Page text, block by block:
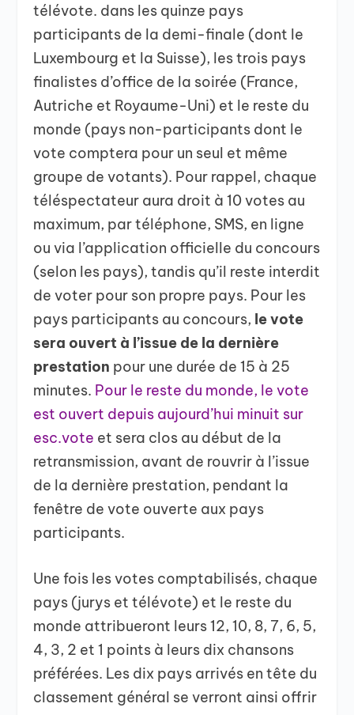
télévote. dans les quinze pays
participants de la demi-finale (dont le
Luxembourg et la Suisse), les trois pays
finalistes d’office de la soirée (France,
Autriche et Royaume-Uni) et le reste du
monde (pays non-participants dont le
vote comptera pour un seul et même
groupe de votants). Pour rappel, chaque
téléspectateur aura droit à 10 votes au
maximum, par téléphone, SMS, en ligne
ou via l’application officielle du concours
(selon les pays), tandis qu’il reste interdit
de voter pour son propre pays. Pour les
pays participants au concours, le vote
sera ouvert à l’issue de la dernière
prestation pour une durée de 15 à 25
minutes. Pour le reste du monde, le vote
est ouvert depuis aujourd’hui minuit sur
esc.vote et sera clos au début de la
retransmission, avant de rouvrir à l’issue
de la dernière prestation, pendant la
fenêtre de vote ouverte aux pays
participants.
Une fois les votes comptabilisés, chaque
pays (jurys et télévote) et le reste du
monde attribueront leurs 12, 10, 8, 7, 6, 5,
4, 3, 2 et 1 points à leurs dix chansons
préférées. Les dix pays arrivés en tête du
classement général se verront ainsi offrir